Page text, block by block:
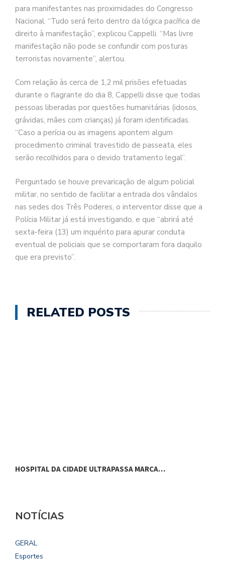
para manifestantes nas proximidades do Congresso
Nacional. “Tudo será feito dentro da lógica pacífica de
direito à manifestação”, explicou Cappelli. “Mas livre
manifestação não pode se confundir com posturas
terroristas novamente”, alertou.
Com relação às cerca de 1,2 mil prisões efetuadas
durante o flagrante do dia 8, Cappelli disse que todas
pessoas liberadas por questões humanitárias (idosos,
grávidas, mães com crianças) já foram identificadas.
“Caso a perícia ou as imagens apontem algum
procedimento criminal travestido de passeata, eles
serão recolhidos para o devido tratamento legal”.
Perguntado se houve prevaricação de algum policial
militar, no sentido de facilitar a entrada dos vândalos
nas sedes dos Três Poderes, o interventor disse que a
Polícia Militar já está investigando, e que “abrirá até
sexta-feira (13) um inquérito para apurar conduta
eventual de policiais que se comportaram fora daquilo
que era previsto”.
RELATED POSTS
HOSPITAL DA CIDADE ULTRAPASSA MARCA…
NOTÍCIAS
GERAL
Esportes